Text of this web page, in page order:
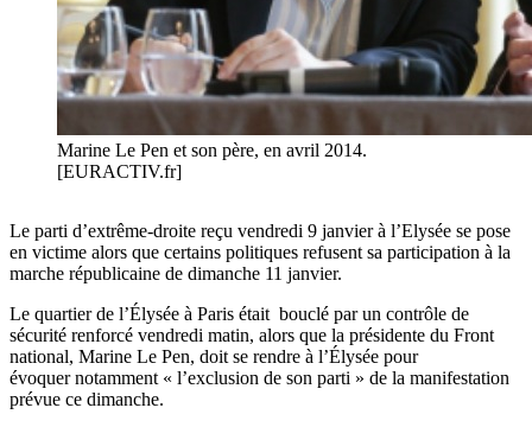
Marine Le Pen et son père, en avril 2014.
[EURACTIV.fr]
Le parti d’extrême-droite reçu vendredi 9 janvier à l’Elysée se pose
en victime alors que certains politiques refusent sa participation à la
marche républicaine de dimanche 11 janvier.
Le quartier de l’Élysée à Paris était bouclé par un contrôle de
sécurité renforcé vendredi matin, alors que la présidente du Front
national, Marine Le Pen, doit se rendre à l’Élysée pour
évoquer notamment « l’exclusion de son parti » de la manifestation
prévue ce dimanche.